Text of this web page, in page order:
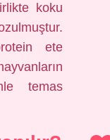
koku
ete
temas